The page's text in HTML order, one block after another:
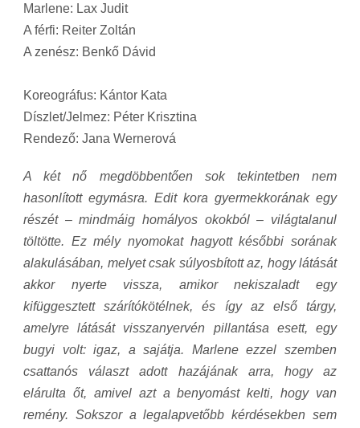
Marlene: Lax Judit
A férfi: Reiter Zoltán
A zenész: Benkő Dávid
Koreográfus: Kántor Kata
Díszlet/Jelmez: Péter Krisztina
Rendező: Jana Wernerová
A két nő megdöbbentően sok tekintetben nem
hasonlított egymásra. Edit kora gyermekkorának egy
részét – mindmáig homályos okokból – világtalanul
töltötte. Ez mély nyomokat hagyott későbbi sorának
alakulásában, melyet csak súlyosbított az, hogy látását
akkor nyerte vissza, amikor nekiszaladt egy
kifüggesztett szárítókötélnek, és így az első tárgy,
amelyre látását visszanyervén pillantása esett, egy
bugyi volt: igaz, a sajátja. Marlene ezzel szemben
csattanós választ adott hazájának arra, hogy az
elárulta őt, amivel azt a benyomást kelti, hogy van
remény. Sokszor a legalapvetőbb kérdésekben sem